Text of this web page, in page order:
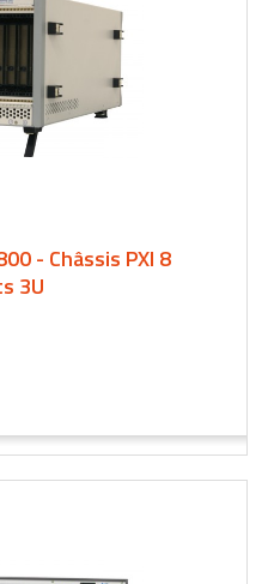
- Châssis PXI 8
3U